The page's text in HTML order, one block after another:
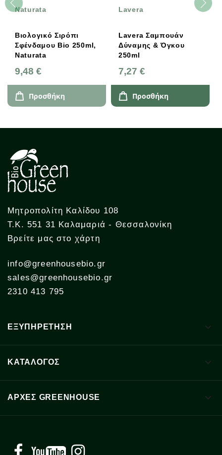
Naturata
Βιολογικό Σιρόπι
Σφένδαμου Bio 250ml,
Naturata
9,48 €
Προσθήκη
Lavera
Lavera Σαμπουάν
Δύναμης & Όγκου
250ml
7,27 €
Προσθήκη
Μητροπολίτη Καλίδου 108
Τ.Κ. 551 31 Καλαμαριά - Θεσσαλονίκη
Βρείτε μας στο χάρτη
info@greenhousebio.gr
sales@greenhousebio.gr
2310 413 795
ΕΞΥΠΗΡΕΤΗΣΗ 
ΚΑΤΑΛΟΓΟΣ 
ΑΡΧΈΣ GREENHOUSE 
Facebook YouTube